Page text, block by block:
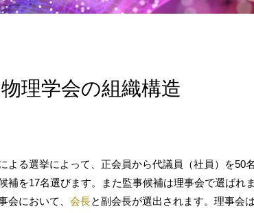
理学会の組織構造
よる選挙によって、正会員から代議員（社員）を50
補を17名選びます。また監事候補は理事会で選ばれ
会において、 会長と副会長が選出されます。理事会